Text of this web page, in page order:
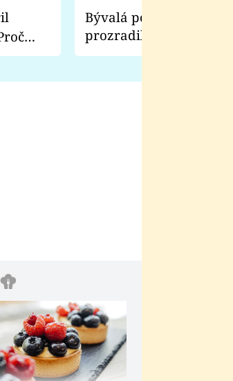
než
Bývalá pornoherečka
prozradila, co ji
natáčení Euforie.